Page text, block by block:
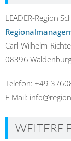
LEADER-Region
Carl-Wilhelm-
08396
Telefon: +49
E-Mail:
WEITERE